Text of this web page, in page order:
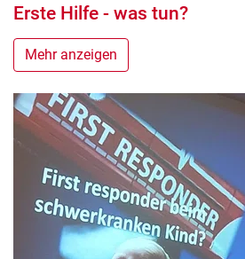
Erste Hilfe - was tun?
Mehr anzeigen